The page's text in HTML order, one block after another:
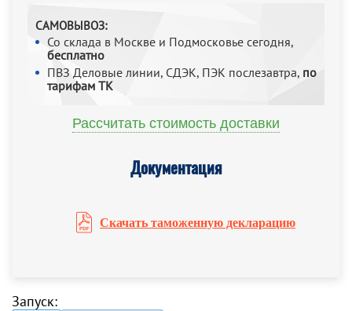
САМОВЫВОЗ:
Со склада в Москве и Подмосковье сегодня,
бесплатно
ПВЗ Деловые линии, СДЭК, ПЭК послезавтра, по
тарифам ТК
Рассчитать стоимость доставки
Документация
Скачать таможенную декларацию
Запуск: